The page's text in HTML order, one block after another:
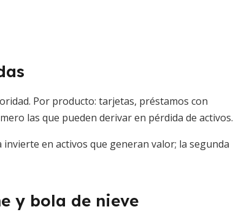
Por producto: tarjetas, préstamos con
las que pueden derivar en pérdida de activos.
en activos que generan valor; la segunda
y bola de nieve